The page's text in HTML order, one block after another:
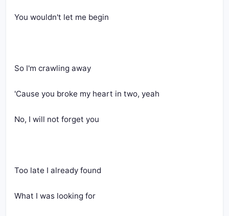
You wouldn't let me begin
So I'm crawling away
'Cause you broke my heart in two, yeah
No, I will not forget you
Too late I already found
What I was looking for